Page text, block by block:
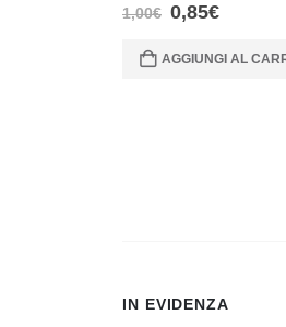
1,00€ 0,85€
AGGIUNGI AL
IN EVIDENZA